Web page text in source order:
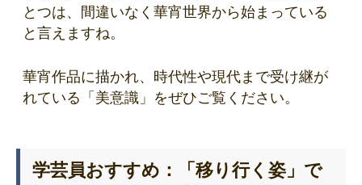
とつは、間違いなく華宵世界から始まっている
と言えますね。
華宵作品に描かれ、時代性や現代まで受け継が
れている「美意識」をぜひご覧ください。
学芸員おすすめ：「移り行く姿」で